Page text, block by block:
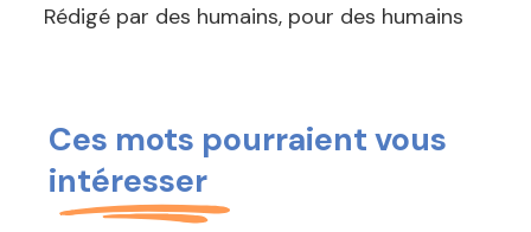
Rédigé par des humains, pour des humains
Ces mots pourraient vous
intéresser